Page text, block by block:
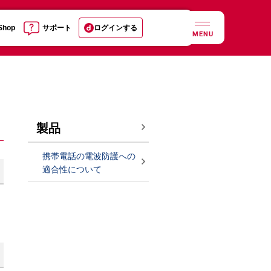
サポート ログインする
MENU
製品
携帯電話の電波防護への
適合性について